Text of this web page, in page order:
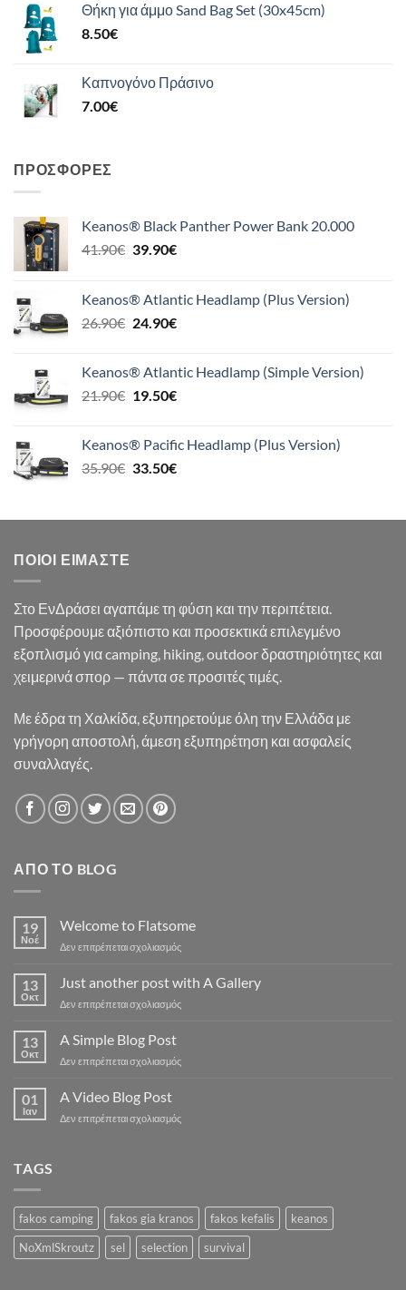
Θήκη για άμμο Sand Bag Set (30x45cm)
8.50€
Καπνογόνο Πράσινο
7.00€
ΠΡΟΣΦΟΡΈΣ
Keanos® Black Panther Power Bank 20.000
41.90€ Original
41.90€.
39.90€Η
είναι:
39.90€.
Keanos® Atlantic Headlamp (Plus Version)
26.90€ Original
26.90€.
24.90€Η
είναι:
24.90€.
Keanos® Atlantic Headlamp (Simple Version)
21.90€ Original
21.90€.
19.50€Η
είναι:
19.50€.
Keanos® Pacific Headlamp (Plus Version)
35.90€ Original
35.90€.
33.50€Η
είναι:
ΠΟΙΟΙ ΕΊΜΑΣΤΕ
Στο ΕνΔράσει αγαπάμε τη φύση και την περιπέτεια.
Προσφέρουμε αξιόπιστο και προσεκτικά επιλεγμένο
εξοπλισμό για camping, hiking, outdoor δραστηριότητες και
χειμερινά σπορ — πάντα σε προσιτές τιμές.
Με έδρα τη Χαλκίδα, εξυπηρετούμε όλη την Ελλάδα με
γρήγορη αποστολή, άμεση εξυπηρέτηση και ασφαλείς
συναλλαγές.
ΑΠΌ ΤΟ BLOG
19
Νοέ
Welcome to Flatsome
Δεν επιτρέπεται σχολιασμόςστο
to
Flatsome
13
Οκτ
Just another post with A Gallery
Δεν επιτρέπεται σχολιασμόςστο
with
13
Οκτ
A Simple Blog Post
Δεν επιτρέπεται σχολιασμόςστο
Post
01
Ιαν
A Video Blog Post
Δεν επιτρέπεται σχολιασμόςστο
TAGS
fakos camping fakos gia kranos fakos kefalis
keanos
NoXmlSkroutz
sel selection survival